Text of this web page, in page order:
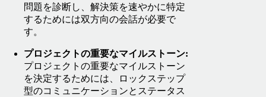
問題を診断し、解決策を速やかに特定
するためには双方向の会話が必要で
す。
プロジェクトの重要なマイルストーン:
プロジェクトの重要なマイルストーン
を決定するためには、ロックステップ
型のコミュニケーションとステータス